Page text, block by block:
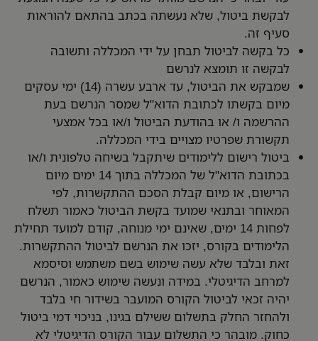
לבקשת ביטול, שלא נעשתה בכתב בהתאם להוראות
סעיף זה.
כל בקשה לביטול תבחן על ידי המכללה ותשובה
לבקשה זו תומצא לנרשם
שמבקש את הביטול, עד ארבע עשרה (14) ימי עסקים
מיום בקשתו לכתובת הדוא"ל שמסר הנרשם בעת
ההרשמה ו/ או בהודעת הביטול ו/או בכל אמצעי
תקשורת שפרטיו מצויים בידי המכללה.
ביטול רישום ללימודים שיתקבל בשיחה טלפונית ו/או
בכתובת הדוא"ל של המכללה בתוך 14 ימים מיום
הרישום, או מיום קבלת הסכם ההתקשרות, לפי
המאוחר ובתנאי שמועד בקשת הביטול כאמור תשלח
לפחות 14 ימים, שאינם ימי מנוחה, קודם למועד תחילת
הלימודים בקורס, יזכו את הנרשם לביטול ההתקשרות.
זאת ובלבד שלא עשה שימוש בשם משתמש וסיסמא
למרחב הדיגיטלי. במידה ונעשה שימוש כאמור, הנרשם
יהיה זכאי לביטול הקורס המועבר בשידור חי בלבד
ולהחזר החלק בתשלום ששילם בגינו, בניכוי דמי ביטול
כחוק. מובהר כי התשלום עבור הקורס הדיגיטלי לא